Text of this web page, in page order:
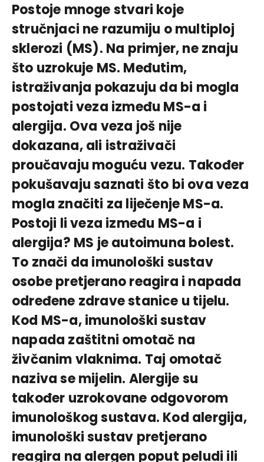
Postoje mnoge stvari koje
stručnjaci ne razumiju o multiploj
sklerozi (MS). Na primjer, ne znaju
što uzrokuje MS. Međutim,
istraživanja pokazuju da bi mogla
postojati veza između MS-a i
alergija. Ova veza još nije
dokazana, ali istraživači
proučavaju moguću vezu. Također
pokušavaju saznati što bi ova veza
mogla značiti za liječenje MS-a.
Postoji li veza između MS-a i
alergija? MS je autoimuna bolest.
To znači da imunološki sustav
osobe pretjerano reagira i napada
određene zdrave stanice u tijelu.
Kod MS-a, imunološki sustav
napada zaštitni omotač na
živčanim vlaknima. Taj omotač
naziva se mijelin. Alergije su
također uzrokovane odgovorom
imunološkog sustava. Kod alergija,
imunološki sustav pretjerano
reagira na alergen poput peludi ili